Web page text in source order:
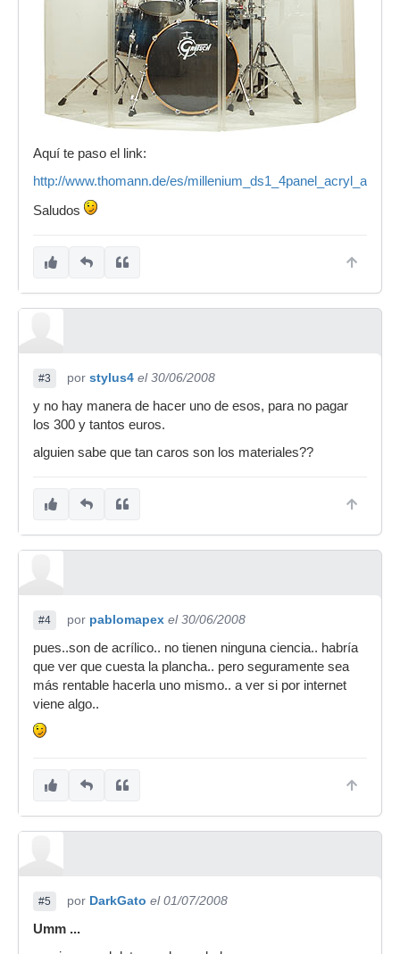
Aquí te paso el link:
http://www.thomann.de/es/
Saludos
#3 por stylus4 el 30/06/2008
y no hay manera de hacer uno de esos, para no pagar
los 300 y tantos euros.
alguien sabe que tan caros son los materiales??
#4 por pablomapex el 30/06/2008
pues..son de acrílico.. no tienen ninguna ciencia.. habría
que ver que cuesta la plancha.. pero seguramente sea
más rentable hacerla uno mismo.. a ver si por internet
viene algo..
#5 por DarkGato el 01/07/2008
Umm ...